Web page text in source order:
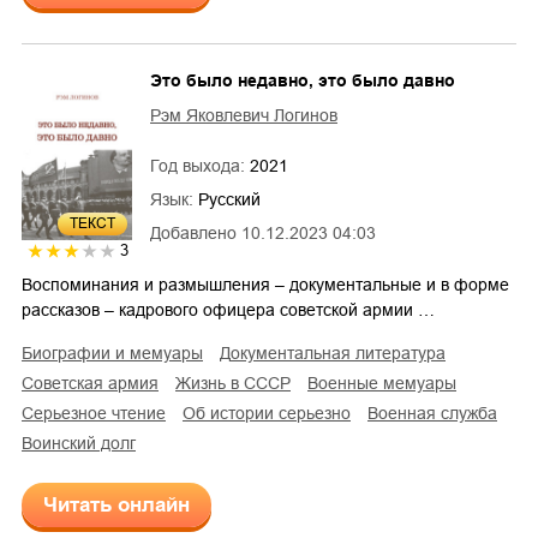
ТЕКСТ
3
Добавлено 10.12.2023 04:03
Это было недавно, это было давно
Рэм Яковлевич Логинов
Год выхода: 2021
Язык: Русский
Воспоминания и размышления – документальные и в форме
рассказов – кадрового офицера советской армии …
биографии и мемуары
документальная литература
советская армия
жизнь в СССР
военные мемуары
серьезное чтение
об истории серьезно
военная служба
воинский долг
Читать онлайн